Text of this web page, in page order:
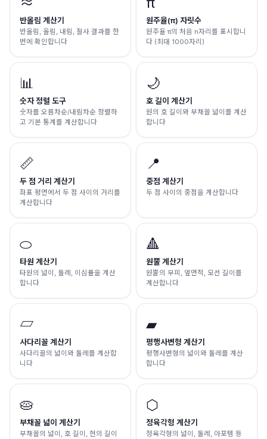
반올림 계산기
반올림, 올림, 내림, 절사 결과를 한
번에 확인합니다
원주율(π) 자릿수
원주율 π의 처음 n자리를 표시합니
다 (최대 1000자리)
📊
숫자 정렬 도구
숫자를 오름차순/내림차순 정렬하
고 기본 통계를 계산합니다
🌙
호 길이 계산기
원의 호 길이와 부채꼴 넓이를 계산
합니다
📏
두 점 거리 계산기
좌표 평면에서 두 점 사이의 거리를
계산합니다
📍
중점 계산기
두 점 사이의 중점을 계산합니다
⬭
타원 계산기
타원의 넓이, 둘레, 이심률을 계산
합니다
🔺
원뿔 계산기
원뿔의 부피, 옆면적, 모선 길이를
계산합니다
▱
사다리꼴 계산기
사다리꼴의 넓이와 둘레를 계산합
니다
▰
평행사변형 계산기
평행사변형의 넓이와 둘레를 계산
합니다
🥧
부채꼴 넓이 계산기
부채꼴의 넓이, 호 길이, 현의 길이
⬡
정육각형 계산기
정육각형의 넓이, 둘레, 아포템 등